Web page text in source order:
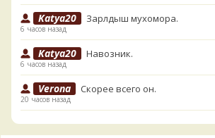
Katya20 Зарлдыш мухомора.
6 часов назад
Katya20 Навозник.
6 часов назад
Verona Скорее всего он.
20 часов назад
Verona
Что-то из рядовок. Цвета на